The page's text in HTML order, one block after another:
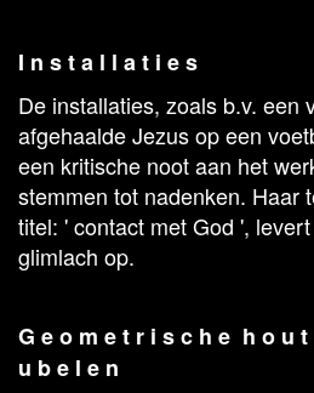
I n s t a l l a t i e s
De installaties, zoals b.v. een
afgehaalde Jezus op een
een kritische noot aan het
stemmen tot nadenken. Haar
titel: ' contact met God ',
glimlach op.
G e o m e t r i s c h e h o u
u b e l e n